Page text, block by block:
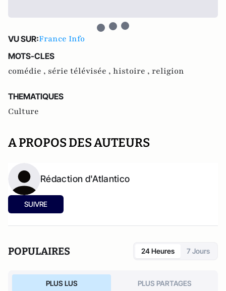
VU SUR:France Info
MOTS-CLES
comédie , série télévisée , histoire , religion
THEMATIQUES
Culture
A PROPOS DES AUTEURS
Rédaction d'Atlantico
SUIVRE
POPULAIRES 24 Heures 7 Jours
PLUS LUS PLUS PARTAGES